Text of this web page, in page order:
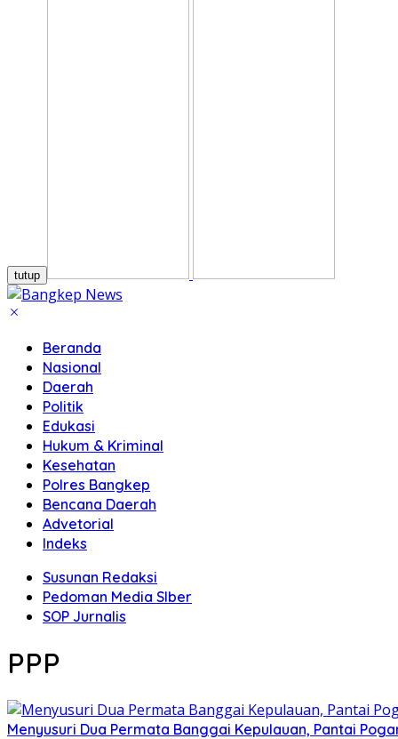
tutup
Beranda
Nasional
Daerah
Politik
Edukasi
Hukum & Kriminal
Kesehatan
Polres Bangkep
Bencana Daerah
Advetorial
Indeks
Susunan Redaksi
Pedoman Media SIber
SOP Jurnalis
PPP
Menyusuri Dua Permata Banggai Kepulauan, Pantai